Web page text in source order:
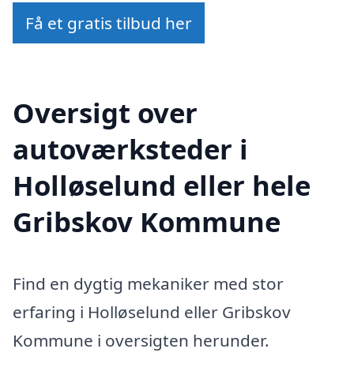
Få et gratis tilbud her
Oversigt over
autoværksteder i
Holløselund eller hele
Gribskov Kommune
Find en dygtig mekaniker med stor
erfaring i Holløselund eller Gribskov
Kommune i oversigten herunder.